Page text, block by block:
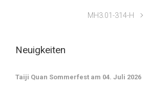
MH3.01-314-H
Neuigkeiten
Taiji Quan Sommerfest am 04. Juli 2026